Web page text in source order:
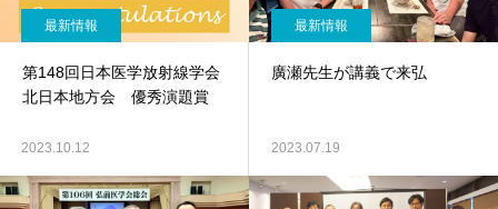
最新情報
第148回日本医学放射線学会
北日本地方会 優秀演題賞
2023.10.12
最新情報
廣瀬先生が講義で来弘
2023.07.19